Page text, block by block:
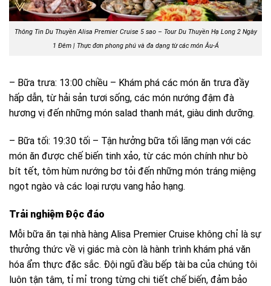
Thông Tin Du Thuyền Alisa Premier Cruise 5 sao – Tour Du Thuyền Hạ Long 2 Ngày
1 Đêm | Thực đơn phong phú và đa dạng từ các món Âu-Á
– Bữa trưa: 13:00 chiều – Khám phá các món ăn trưa đầy
hấp dẫn, từ hải sản tươi sống, các món nướng đậm đà
hương vị đến những món salad thanh mát, giàu dinh dưỡng.
– Bữa tối: 19:30 tối – Tận hưởng bữa tối lãng mạn với các
món ăn được chế biến tinh xảo, từ các món chính như bò
bít tết, tôm hùm nướng bơ tỏi đến những món tráng miệng
ngọt ngào và các loại rượu vang hảo hạng.
Trải nghiệm Độc đáo
Mỗi bữa ăn tại nhà hàng Alisa Premier Cruise không chỉ là sự
thưởng thức về vị giác mà còn là hành trình khám phá văn
hóa ẩm thực đặc sắc. Đội ngũ đầu bếp tài ba của chúng tôi
luôn tận tâm, tỉ mỉ trong từng chi tiết chế biến, đảm bảo